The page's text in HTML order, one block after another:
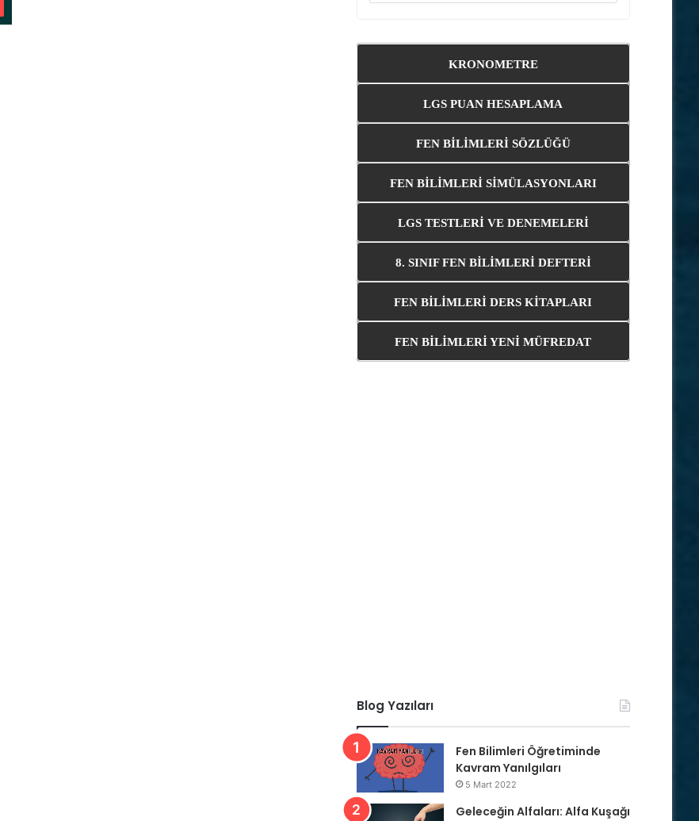
KRONOMETRE
LGS PUAN HESAPLAMA
FEN BİLİMLERİ SÖZLÜĞÜ
FEN BİLİMLERİ SİMÜLASYONLARI
LGS TESTLERİ VE DENEMELERİ
8. SINIF FEN BİLİMLERİ DEFTERİ
FEN BİLİMLERİ DERS KİTAPLARI
FEN BİLİMLERİ YENİ MÜFREDAT
Blog Yazıları
Fen Bilimleri Öğretiminde
Kavram Yanılgıları
5 Mart 2022
Geleceğin Alfaları: Alfa Kuşağı